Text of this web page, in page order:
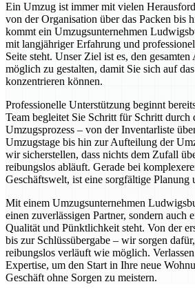
Ein Umzug ist immer mit vielen
von der Organisation über das Packen bis
kommt ein Umzugsunternehmen
mit langjähriger Erfahrung und
Seite steht. Unser Ziel ist es, den
möglich zu gestalten, damit Sie sich auf
konzentrieren können.
Professionelle Unterstützung beginnt
Team begleitet Sie Schritt für Schritt durch
Umzugsprozess – von der Inventarliste
Umzugstage bis hin zur Aufteilung der
wir sicherstellen, dass nichts dem Zufall
reibungslos abläuft. Gerade bei
Geschäftswelt, ist eine sorgfältige Planung
Mit einem Umzugsunternehmen
einen zuverlässigen Partner, sondern auch
Qualität und Pünktlichkeit steht. Von der
bis zur Schlüssübergabe – wir sorgen
reibungslos verläuft wie möglich.
Expertise, um den Start in Ihre neue
Geschäft ohne Sorgen zu meistern.